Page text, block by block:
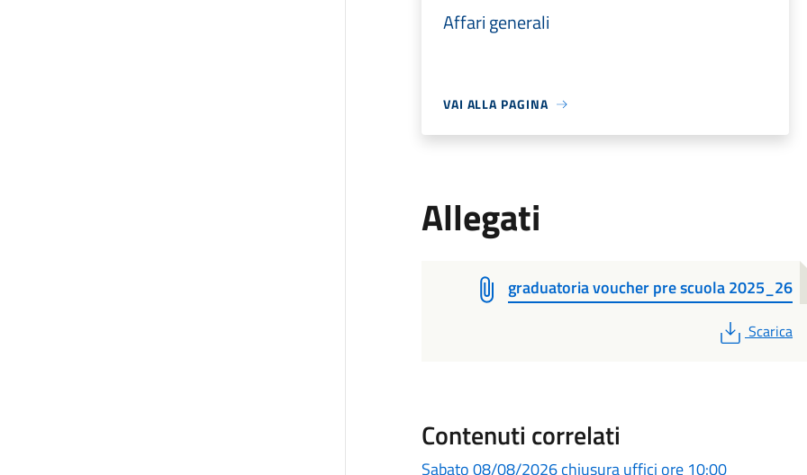
Affari generali
VAI ALLA PAGINA
Allegati
graduatoria voucher pre scuola 2025_26
PDF
Scarica
Contenuti correlati
Sabato 08/08/2026 chiusura uffici ore 10:00